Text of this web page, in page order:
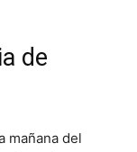
de
mañana del